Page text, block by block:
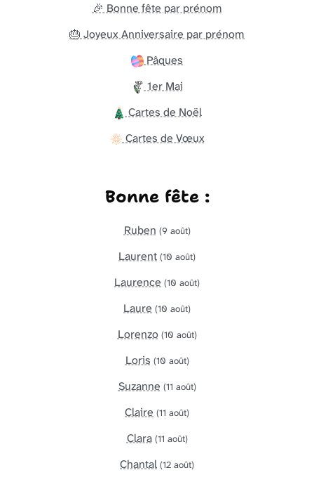
🎉 Bonne fête par prénom
🎂 Joyeux Anniversaire par prénom
Pâques
1er Mai
Cartes de Noël
Cartes de Vœux
Bonne fête :
Ruben (9 août)
Laurent (10 août)
Laurence (10 août)
Laure (10 août)
Lorenzo (10 août)
Loris (10 août)
Suzanne (11 août)
Claire (11 août)
Clara (11 août)
Chantal (12 août)